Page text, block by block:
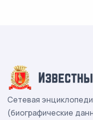
Сетевая
(биографические